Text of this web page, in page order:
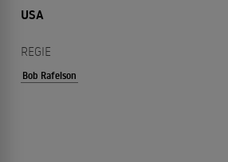
USA
REGIE
Bob Rafelson